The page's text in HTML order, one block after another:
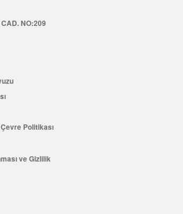
NO:209
Politikası
ve Gizlilik